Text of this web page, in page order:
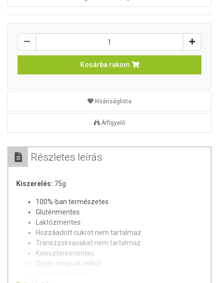
Kosárba rakom
Kívánságlista
Árfigyelő
Részletes leírás
Kiszerelés: 75g
100%-ban természetes
Gluténmentes
Laktózmentes
Hozzáadott cukrot nem tartalmaz
Transzzsírsavakat nem tartalmaz
Koleszterinmentes
Olajos magvak nélkül